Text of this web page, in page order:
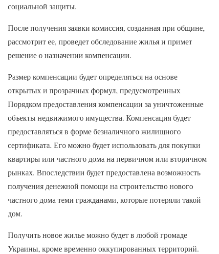
социальной защиты.
После получения заявки комиссия, созданная при общине,
рассмотрит ее, проведет обследование жилья и примет
решение о назначении компенсации.
Размер компенсации будет определяться на основе
открытых и прозрачных формул, предусмотренных
Порядком предоставления компенсации за уничтоженные
объекты недвижимого имущества. Компенсация будет
предоставляться в форме безналичного жилищного
сертификата. Его можно будет использовать для покупки
квартиры или частного дома на первичном или вторичном
рынках. Впоследствии будет предоставлена возможность
получения денежной помощи на строительство нового
частного дома теми гражданами, которые потеряли такой
дом.
Получить новое жилье можно будет в любой громаде
Украины, кроме временно оккупированных территорий.